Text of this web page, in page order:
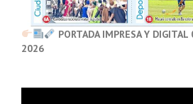
PORTADA IMPRESA Y
2026